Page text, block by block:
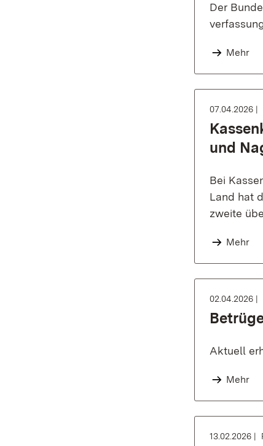
Der
Mehr
07.04.2026
und
Bei
Land hat
zweite
Mehr
02.04.2026
Aktuell
Mehr
13.02.2026